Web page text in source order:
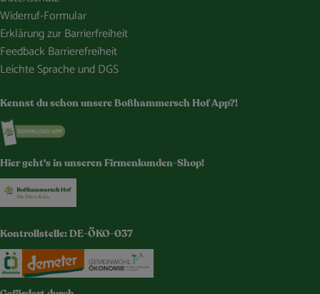
Widerruf-Formular
Erklärung zur Barrierfreiheit
Feedback Barrierefreiheit
Leichte Sprache und DGS
Kennst du schon unsere Boßhammersch Hof App?!
Externer Link zu https://www.bosshammersch-
Hier geht's in unseren Firmenkunden-Shop!
Kontrollstelle: DE-ÖKO-037
Externer Link zu https://www.oekokiste.de/
Externer Link zu https://www.demeter.de/